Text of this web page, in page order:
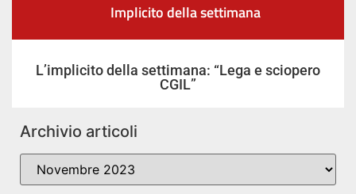
Implicito della settimana
L’implicito della settimana: “Lega e sciopero
CGIL”
Archivio articoli